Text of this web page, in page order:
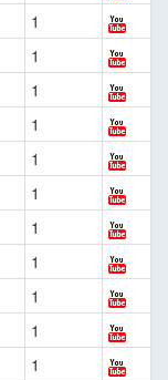
1
1
1
1
1
1
1
1
1
1
1